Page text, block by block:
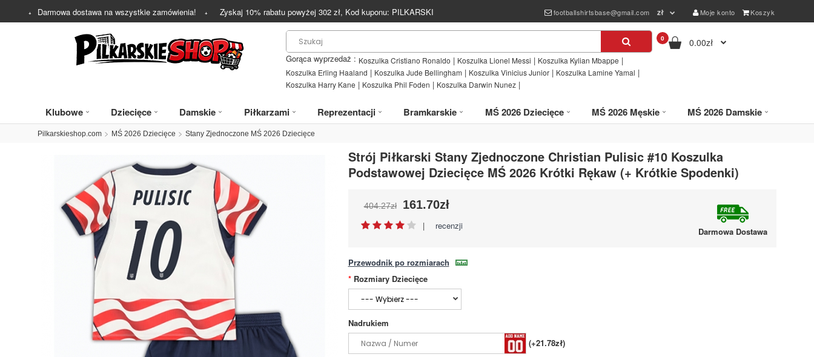
Darmowa dostawa na wszystkie zamówienia! Zyskaj 10% rabatu powyżej 302 zł, Kod kuponu: PILKARSKI footballshirtsbase@gmail.com zł Moje konto Koszyk
Gorąca wyprzedaż : Koszulka Cristiano Ronaldo | Koszulka Lionel Messi | Koszulka Kylian Mbappe |
Koszulka Erling Haaland | Koszulka Jude Bellingham | Koszulka Vinicius Junior | Koszulka Lamine Yamal |
Koszulka Harry Kane | Koszulka Phil Foden | Koszulka Darwin Nunez |
0 0.00zł
Klubowe Dziecięce Damskie Piłkarzami Reprezentacji Bramkarskie MŚ 2026 Dziecięce MŚ 2026 Męskie MŚ 2026 Damskie
Pilkarskieshop.com MŚ 2026 Dziecięce Stany Zjednoczone MŚ 2026 Dziecięce
Strój Piłkarski Stany Zjednoczone Christian Pulisic #10 Koszulka
Podstawowej Dziecięce MŚ 2026 Krótki Rękaw (+ Krótkie Spodenki)
404.27zł 161.70zł
| recenzji
Darmowa Dostawa
Przewodnik po rozmiarach
Rozmiary Dziecięce
Nadrukiem
(+21.78zł)